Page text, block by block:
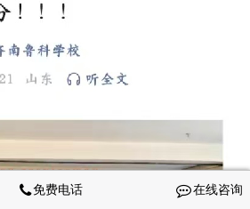
免费电话 在线咨询